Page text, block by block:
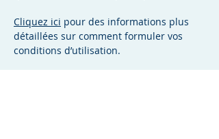
Cliquez ici pour des informations plus
détaillées sur comment formuler vos
conditions d’utilisation.